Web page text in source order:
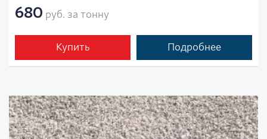
680 руб. за тонну
Купить Подробнее